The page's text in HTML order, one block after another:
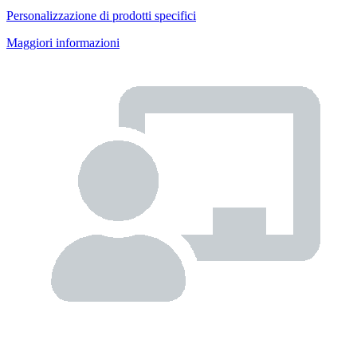
Personalizzazione di prodotti specifici
Maggiori informazioni